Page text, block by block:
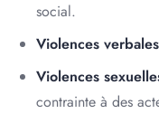
social.
Violences verbales
Violences
contrainte à des